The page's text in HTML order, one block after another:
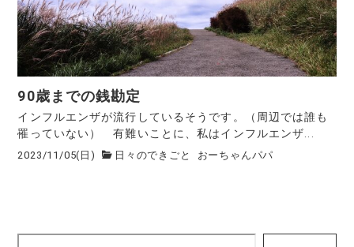
90歳までの銭勘定
インフルエンザが流行しているそうです。（周辺では誰も
罹っていない） 有難いことに、私はインフルエンザ...
2023/11/05(日) 日々のできごと おーちゃんパパ